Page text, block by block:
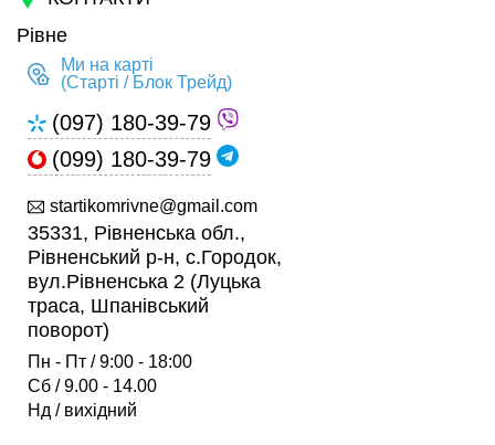
Рівне
Ми на карті
(Старті / Блок Трейд)
(097) 180-39-79
(099) 180-39-79
startikomrivne@gmail.com
35331, Рівненська обл.,
Рівненський р-н, с.Городок,
вул.Рівненська 2 (Луцька
траса, Шпанівський
поворот)
Пн - Пт / 9:00 - 18:00
Сб / 9.00 - 14.00
Нд / вихідний